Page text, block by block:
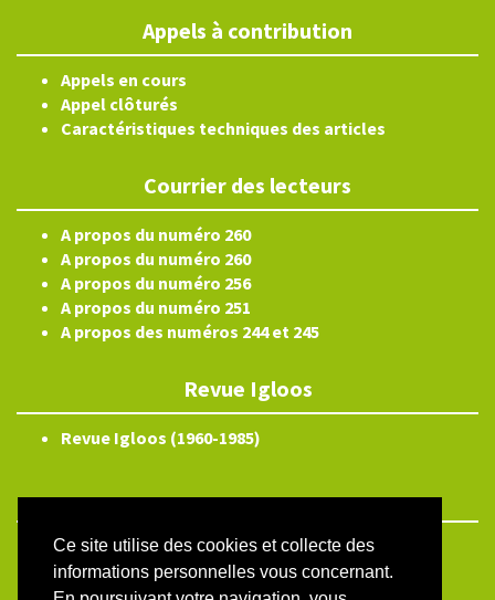
Ce site utilise des cookies et collecte des
informations personnelles vous concernant.
Appels à contribution
Appels en cours
Appel clôturés
Caractéristiques techniques des articles
Courrier des lecteurs
A propos du numéro 260
A propos du numéro 260
A propos du numéro 256
A propos du numéro 251
A propos des numéros 244 et 245
Revue Igloos
Revue Igloos (1960-1985)
ISSN électronique 2804-3359
Plan du site